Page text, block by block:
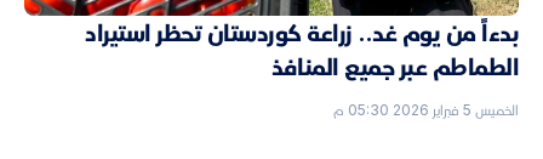
بدءاً من يوم غد.. زراعة كوردستان تحظر استيراد
الطماطم عبر جميع المنافذ
الخميس 5 فبراير 2026 05:30 م